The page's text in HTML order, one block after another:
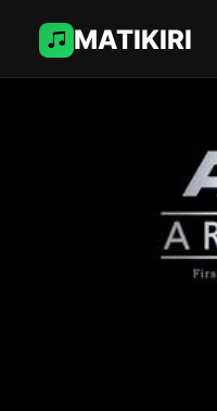
MATIKIRI